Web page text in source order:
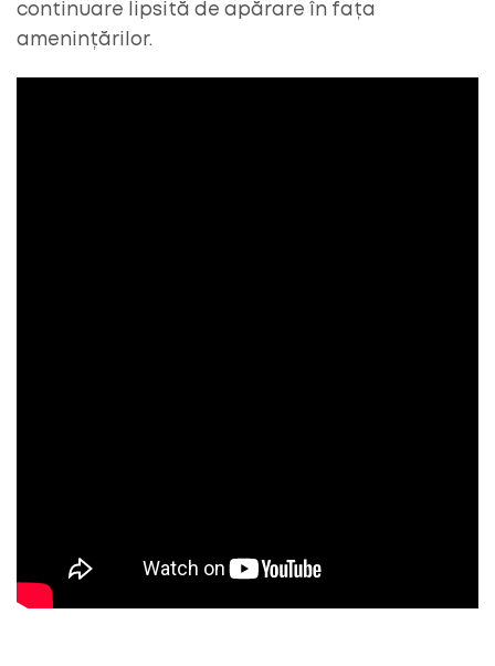
continuare lipsită de apărare în fața
amenințărilor.